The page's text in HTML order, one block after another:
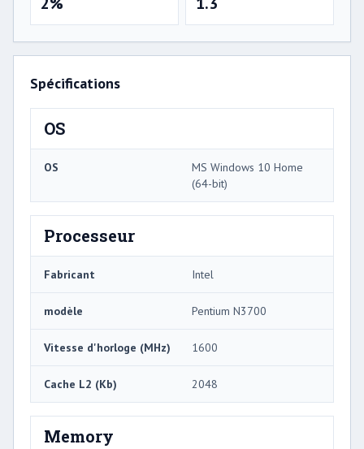
Spécifications
OS
OS
MS Windows 10 Home
(64-bit)
Processeur
Fabricant Intel
modèle Pentium N3700
Vitesse d'horloge (MHz) 1600
Cache L2 (Kb) 2048
Memory